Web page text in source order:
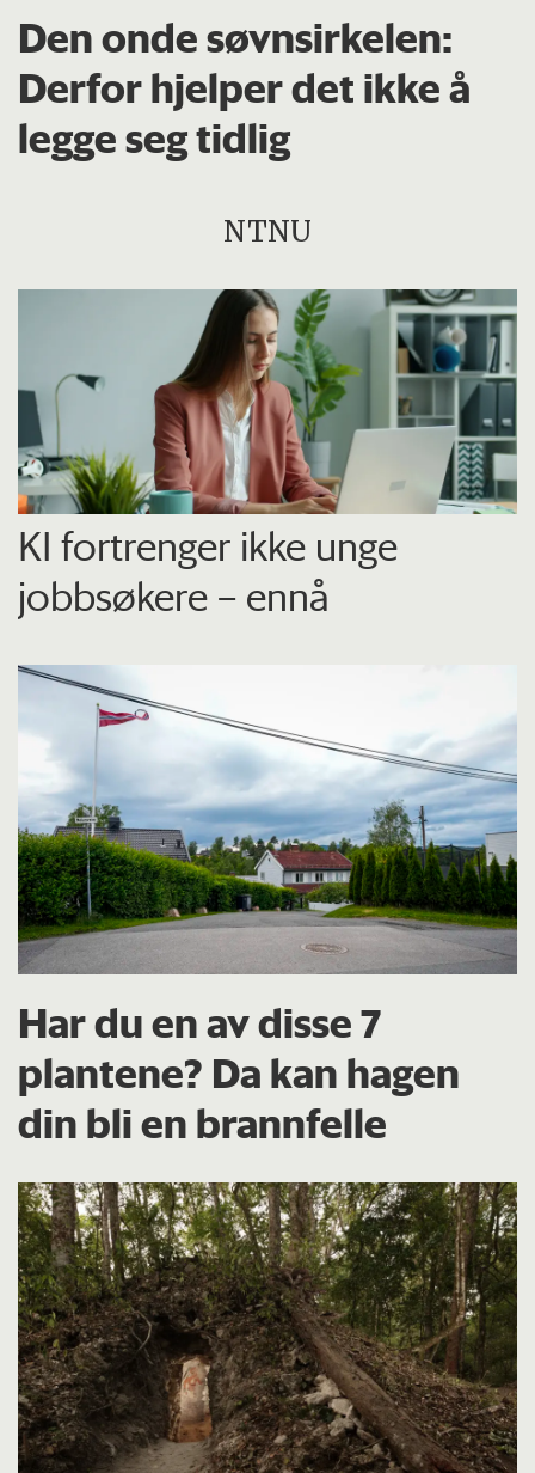
Den onde søvnsirkelen:
Derfor hjelper det ikke å
legge seg tidlig
NTNU
KI fortrenger ikke unge
jobbsøkere – ennå
Har du en av disse 7
plantene? Da kan hagen
din bli en brannfelle